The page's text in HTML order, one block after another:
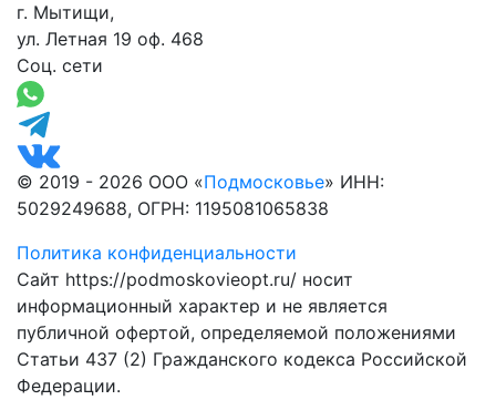
г. Мытищи,
ул. Летная 19 оф. 468
Соц. сети
© 2019 - 2026 ООО «Подмосковье» ИНН:
5029249688, ОГРН: 1195081065838
Политика конфиденциальности
Сайт https://podmoskovieopt.ru/ носит
информационный характер и не является
публичной офертой, определяемой положениями
Статьи 437 (2) Гражданского кодекса Российской
Федерации.